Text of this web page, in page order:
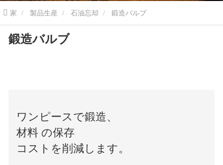
家 製品生産 石油忘却 鍛造バルブ
鍛造バルブ
ワンピースで鍛造、
材料 の保存
コストを削減します。